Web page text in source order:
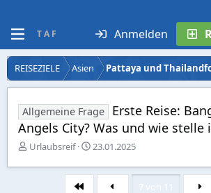
T A F Anmelden
REISEZIELE Asien Pattaya und
Allgemeine Frage
Erste Reise:
Angels City? Was und wie stelle
E
s
Urlaubsreif
E
s
23.01.2025